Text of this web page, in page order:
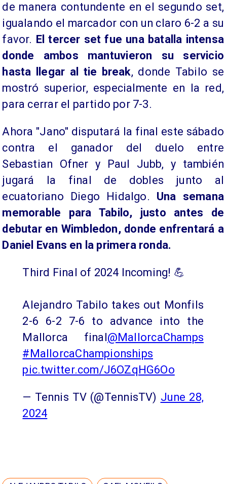
de manera contundente en el segundo set,
igualando el marcador con un claro 6-2 a su
favor. El tercer set fue una batalla intensa
donde ambos mantuvieron su servicio
hasta llegar al tie break, donde Tabilo se
mostró superior, especialmente en la red,
para cerrar el partido por 7-3.
Ahora "Jano" disputará la final este sábado
contra el ganador del duelo entre
Sebastian Ofner y Paul Jubb, y también
jugará la final de dobles junto al
ecuatoriano Diego Hidalgo. Una semana
memorable para Tabilo, justo antes de
debutar en Wimbledon, donde enfrentará a
Daniel Evans en la primera ronda.
Third Final of 2024 Incoming! 💪
Alejandro Tabilo takes out Monfils
2-6 6-2 7-6 to advance into the
Mallorca final@MallorcaChamps
#MallorcaChampionships
pic.twitter.com/J6OZqHG6Oo
— Tennis TV (@TennisTV) June 28,
2024